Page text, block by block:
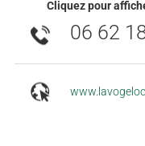
Cliquez pour
06 62